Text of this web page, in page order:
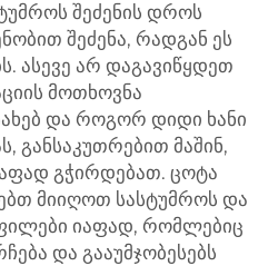
შეძენის დროს
შეძენა, რადგან ეს
ასევე არ დაგავიწყდეთ
მოთხოვნა
და როგორ დიდი ხანი
განსაკუთრებით მაშინ,
გჭირდებათ. ცოტა
მიიღოთ სასტუმროს და
იაფად, რომლებიც
და გააუმჯობესებს